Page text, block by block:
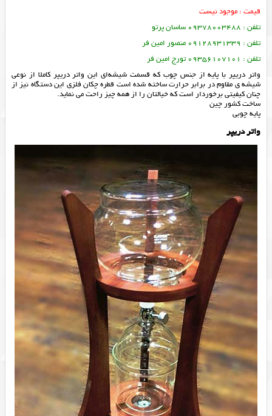
قیمت : موجود نیست
تلفن : 09378003488 ساسان پرتو
تلفن : 09128931339 منصور امین فر
تلفن : 09356107101 تورج امین فر
واتر دریپر با پایه از جنس چوب که قسمت شیشه‌ای این واتر دریپر کاملا از نوعی
شیشه ی مقاوم در برابر حرارت ساخته شده است قطره چکان فلزی این دستگاه نیز از
چنان کیفیتی برخوردار است که خیالتان را از همه چیز راحت می نماید.
ساخت کشور چین
پایه چوبی
واتر دریپر